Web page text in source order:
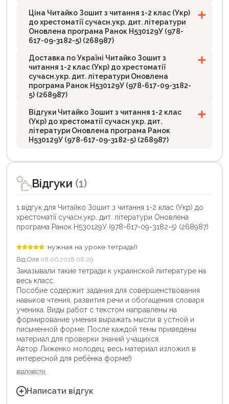
Ціна Читайко Зошит з читання 1-2 клас (Укр)
до хрестоматії сучасн.укр. дит. літератури
Оновлена програма Ранок Н530129У (978-
617-09-3182-5) (268987)
Доставка по Україні Читайко Зошит з
читання 1-2 клас (Укр) до хрестоматії
сучасн.укр. дит. літератури Оновлена
програма Ранок Н530129У (978-617-09-3182-
5) (268987)
Відгуки Читайко Зошит з читання 1-2 клас
(Укр) до хрестоматії сучасн.укр. дит.
літератури Оновлена програма Ранок
Н530129У (978-617-09-3182-5) (268987)
Відгуки (1)
1 відгук для Читайко Зошит з читання 1-2 клас (Укр) до
хрестоматії сучасн.укр. дит. літератури Оновлена
програма Ранок Н530129У (978-617-09-3182-5) (268987)
нужная на уроке тетрадь!)
Від:Оля 08.06.2018 08:29
Заказывали такие тетради к украинской литературе на
весь класс.
Пособие содержит задания для совершенствования
навыков чтения, развития речи и обогащения словаря
ученика. Виды работ с текстом направлены на
формирование умения выражать мысли в устной и
письменной форме. После каждой темы приведены
материал для проверки знаний учащихся.
Автор Лиженко молодец, весь материал изложил в
интересной для ребёнка форме!)
відповісти
Написати відгук